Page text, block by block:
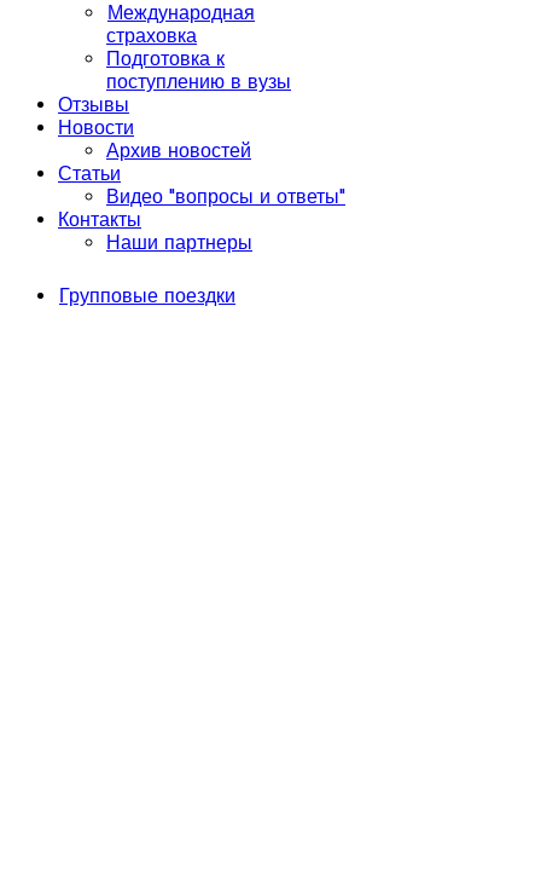
Международная
страховка
Подготовка к
поступлению в вузы
Отзывы
Новости
Архив новостей
Статьи
Видео "вопросы и ответы"
Контакты
Наши партнеры
Групповые поездки